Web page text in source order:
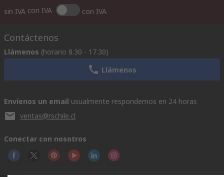
sin IVA con IVA con IVA
Contáctenos
Llámenos (horario 8.30 - 17.30)
Llámenos
Envíenos un email usualmente respondemos en 24 horas
ventas@rschile.cl
Conectar con nosotros